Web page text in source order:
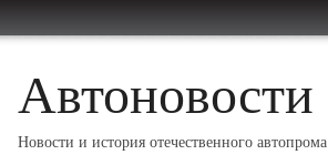
Автоновости
Новости и история отечественного автопрома